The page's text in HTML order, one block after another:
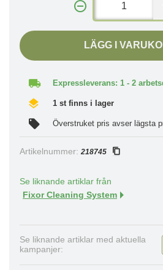
LÄGG I
Expressleverans: 1 - 2
1 st finns i lager
Överstruket pris avser lägsta
Artikelnummer: 218745
Se liknande artiklar från
Fixor Cleaning System
Se liknande artiklar med aktuella
kampanjer: